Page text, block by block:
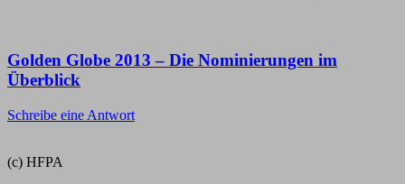
Golden Globe 2013 – Die Nominierungen im
Überblick
Schreibe eine Antwort
(c) HFPA